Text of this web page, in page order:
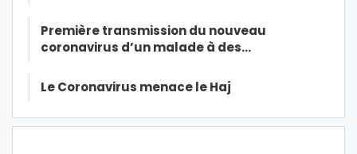
Première transmission du nouveau
coronavirus d’un malade à des…
Le Coronavirus menace le Haj